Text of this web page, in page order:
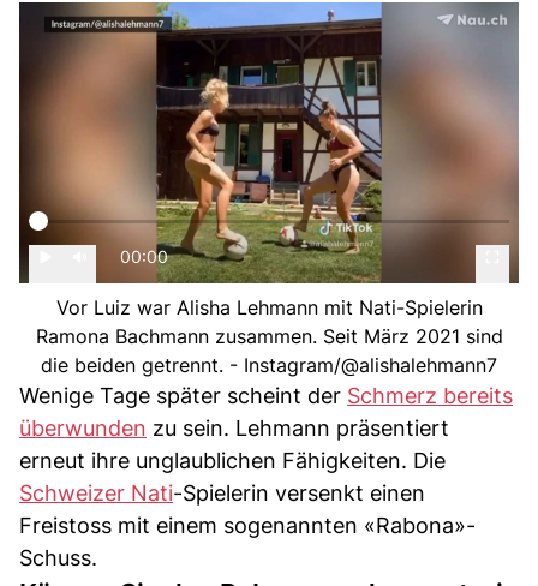
00:00
Vor Luiz war Alisha Lehmann mit Nati-Spielerin
Ramona Bachmann zusammen. Seit März 2021 sind
die beiden getrennt. - Instagram/@alishalehmann7
Wenige Tage später scheint der Schmerz bereits
überwunden zu sein. Lehmann präsentiert
erneut ihre unglaublichen Fähigkeiten. Die
Schweizer Nati-Spielerin versenkt einen
Freistoss mit einem sogenannten «Rabona»-
Schuss.